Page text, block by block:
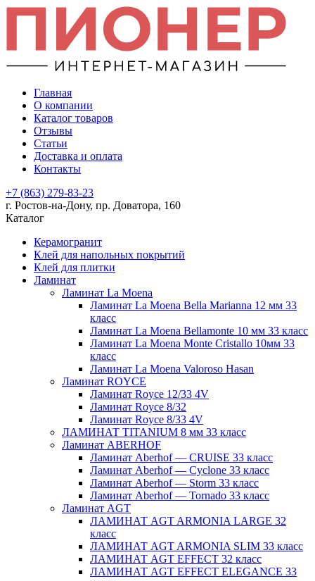
Главная
О компании
Каталог товаров
Отзывы
Статьи
Доставка и оплата
Контакты
+7 (863) 279-83-23
г. Ростов-на-Дону, пр. Доватора, 160
Каталог
Керамогранит
Клей для напольных покрытий
Клей для плитки
Ламинат
Ламинат La Moena
Ламинат La Moena Bella Marianna 12 мм 33
класс
Ламинат La Moena Bellamonte 10 мм 33 класс
Ламинат La Moena Monte Cristallo 10мм 33
класс
Ламинат La Moena Valoroso Hasan
Ламинат ROYCE
Ламинат Royce 12/33 4V
Ламинат Royce 8/32
Ламинат Royce 8/33 4V
ЛАМИНАТ TITANIUM 8 мм 33 класс
Ламинат ABERHOF
Ламинат Aberhof — CRUISE 33 класс
Ламинат Aberhof — Cyclone 33 класс
Ламинат Aberhof — Storm 33 класс
Ламинат Aberhof — Tornado 33 класс
Ламинат AGT
ЛАМИНАТ AGT ARMONIA LARGE 32
класс
ЛАМИНАТ AGT ARMONIA SLIM 33 класс
ЛАМИНАТ AGT EFFECT 32 класс
ЛАМИНАТ AGT EFFECT ELEGANCE 33